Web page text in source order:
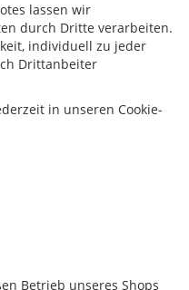
lassen wir
durch Dritte verarbeiten.
individuell zu jeder
Drittanbeiter
in unseren Cookie-
Betrieb unseres Shops